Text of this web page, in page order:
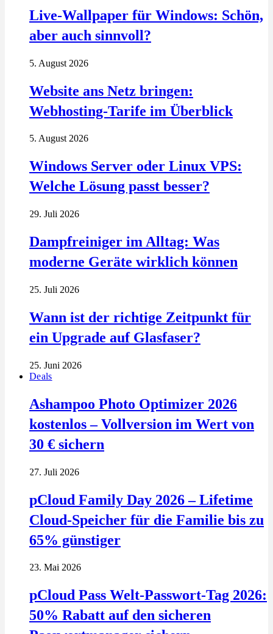
Live-Wallpaper für Windows: Schön,
aber auch sinnvoll?
5. August 2026
Website ans Netz bringen:
Webhosting-Tarife im Überblick
5. August 2026
Windows Server oder Linux VPS:
Welche Lösung passt besser?
29. Juli 2026
Dampfreiniger im Alltag: Was
moderne Geräte wirklich können
25. Juli 2026
Wann ist der richtige Zeitpunkt für
ein Upgrade auf Glasfaser?
25. Juni 2026
Deals
Ashampoo Photo Optimizer 2026
kostenlos – Vollversion im Wert von
30 € sichern
27. Juli 2026
pCloud Family Day 2026 – Lifetime
Cloud-Speicher für die Familie bis zu
65% günstiger
23. Mai 2026
pCloud Pass Welt-Passwort-Tag 2026:
50% Rabatt auf den sicheren